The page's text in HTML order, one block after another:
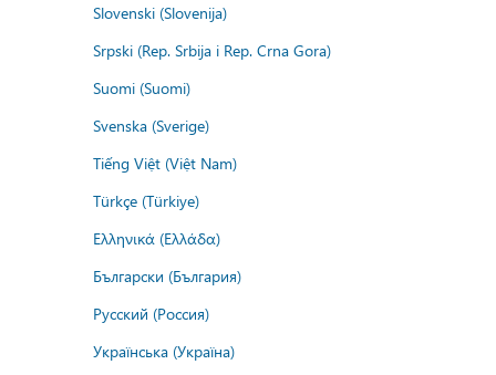
Slovenski (Slovenija)
Srpski (Rep. Srbija i Rep. Crna Gora)
Suomi (Suomi)
Svenska (Sverige)
Tiếng Việt (Việt Nam)
Türkçe (Türkiye)
Ελληνικά (Ελλάδα)
Български (България)
Русский (Россия)
Українська (Україна)